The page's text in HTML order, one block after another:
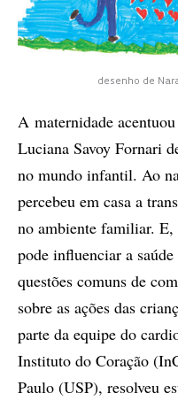
desenho de
A maternidade
Luciana Savoy Fornari
no mundo infantil. Ao
percebeu em casa a
no ambiente familiar.
pode influenciar a
questões comuns de
sobre as ações das
parte da equipe do
Instituto do Coração
Paulo (USP), resolveu